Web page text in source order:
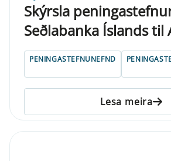
Skýrsla
Seðlabanka Íslands til
PENINGASTEFNUNEFND
Lesa meira